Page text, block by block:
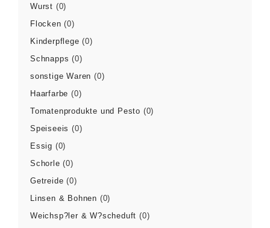
Wurst (0)
Flocken (0)
Kinderpflege (0)
Schnapps (0)
sonstige Waren (0)
Haarfarbe (0)
Tomatenprodukte und Pesto (0)
Speiseeis (0)
Essig (0)
Schorle (0)
Getreide (0)
Linsen & Bohnen (0)
Weichsp?ler & W?scheduft (0)